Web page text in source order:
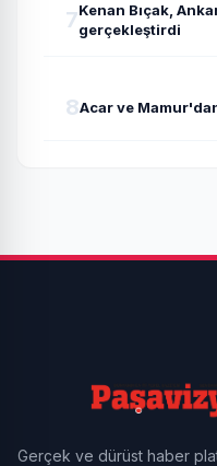
7Kenan Bıçak,
gerçekleştirdi
8Acar ve
Gerçek ve dürüst haber